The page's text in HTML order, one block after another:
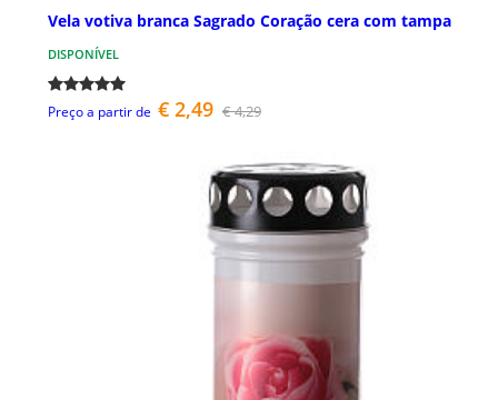
Vela votiva branca Sagrado Coração cera com tampa
DISPONÍVEL
Preço a partir de € 2,49 € 4,29